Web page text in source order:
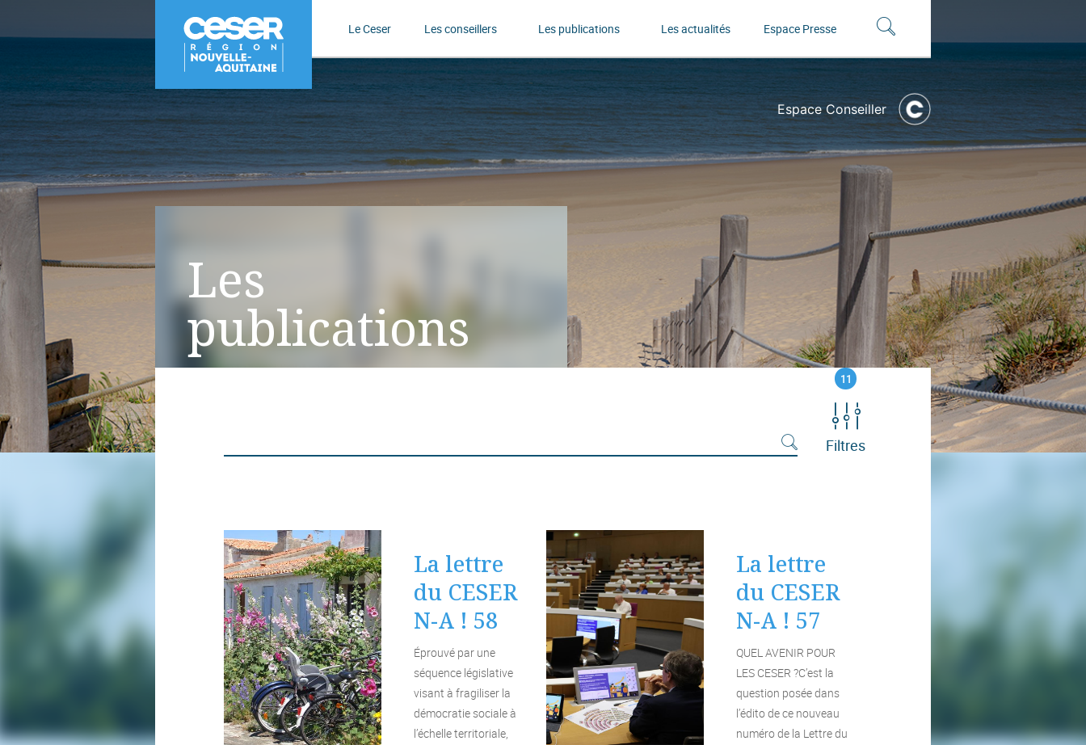
Le Ceser Les conseillers Les publications Les actualités Espace Presse
Espace Conseiller
Les
publications
11
Filtres
La lettre
du CESER
N-A ! 58
Éprouvé par une
séquence législative
visant à fragiliser la
démocratie sociale à
l’échelle territoriale,
La lettre
du CESER
N-A ! 57
QUEL AVENIR POUR
LES CESER ?C’est la
question posée dans
l’édito de ce nouveau
numéro de la Lettre du